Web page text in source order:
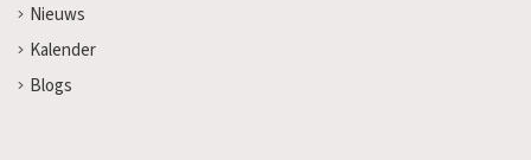
Nieuws
Kalender
Blogs